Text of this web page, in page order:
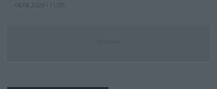
06.08.2026 / 11:00